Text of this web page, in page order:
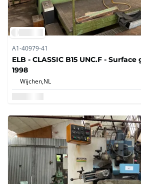
A1-40979-41
ELB - CLASSIC B15 UNC.F -
1998
Wijchen,NL